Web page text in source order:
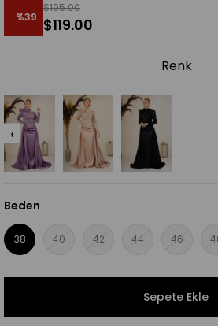
%39
İndirim
$195.00
$119.00
Renk
‹
Beden
38 40 42 44 46